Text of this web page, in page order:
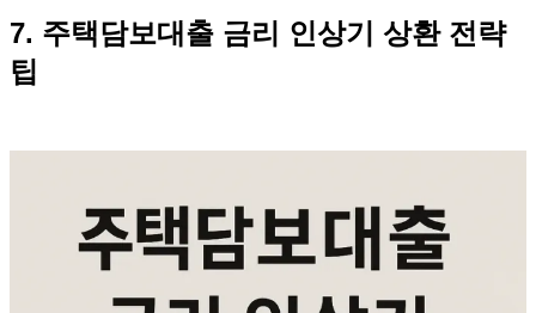
7. 주택담보대출 금리 인상기 상환 전략
팁